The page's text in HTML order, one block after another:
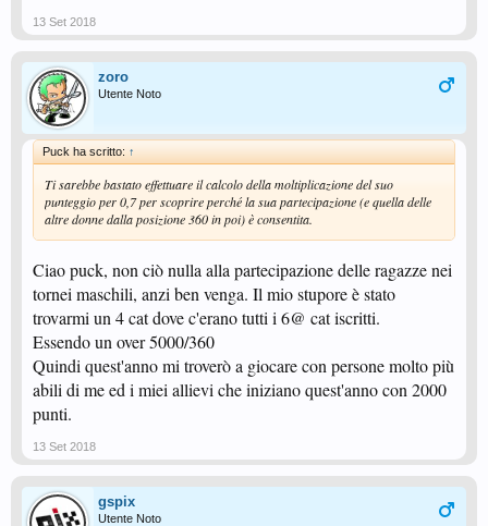
13 Set 2018
zoro
Utente Noto
Puck ha scritto: ↑
Ti sarebbe bastato effettuare il calcolo della moltiplicazione del suo
punteggio per 0,7 per scoprire perché la sua partecipazione (e quella delle
altre donne dalla posizione 360 in poi) è consentita.
Ciao puck, non ciò nulla alla partecipazione delle ragazze nei
tornei maschili, anzi ben venga. Il mio stupore è stato
trovarmi un 4 cat dove c'erano tutti i 6@ cat iscritti.
Essendo un over 5000/360
Quindi quest'anno mi troverò a giocare con persone molto più
abili di me ed i miei allievi che iniziano quest'anno con 2000
punti.
13 Set 2018
gspix
Utente Noto